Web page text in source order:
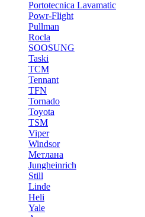
Portotecnica Lavamatic
Powr-Flight
Pullman
Rocla
SOOSUNG
Taski
TCM
Tennant
TFN
Tornado
Toyota
TSM
Viper
Windsor
Метлана
Jungheinrich
Still
Linde
Heli
Yale